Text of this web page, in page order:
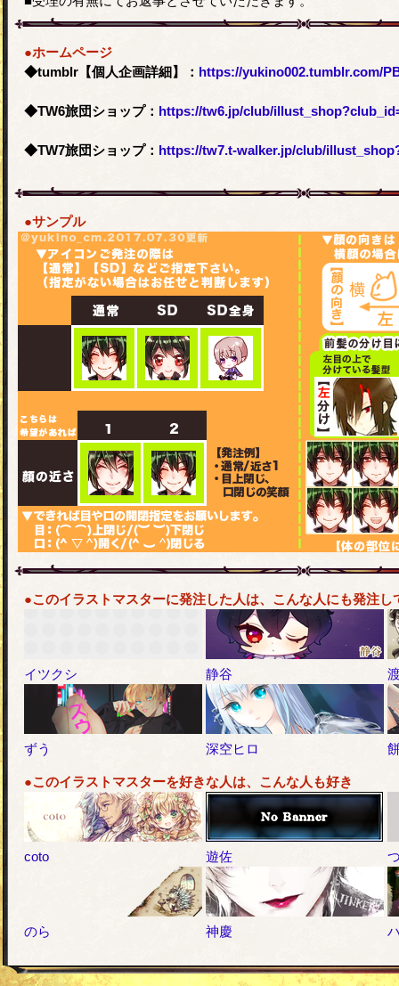
●ホームページ
◆tumblr【個人企画詳細】： https://yukino002.tumblr.com/
◆TW6旅団ショップ： https://tw6.jp/club/
◆TW7旅団ショップ： https://tw7.t-walker.jp/club/
●サンプル
●このイラストマスターに発注した人は、こんな人にも発注し
イツクシ 静谷
ずう 深空ヒロ
●このイラストマスターを好きな人は、こんな人も好き
coto 遊佐
のら 神慶